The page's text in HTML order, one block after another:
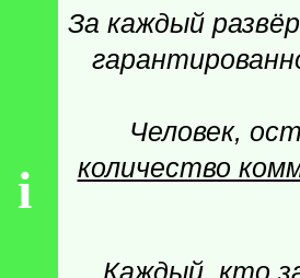
i
За каждый
Человек,
количество
Каждый, кто